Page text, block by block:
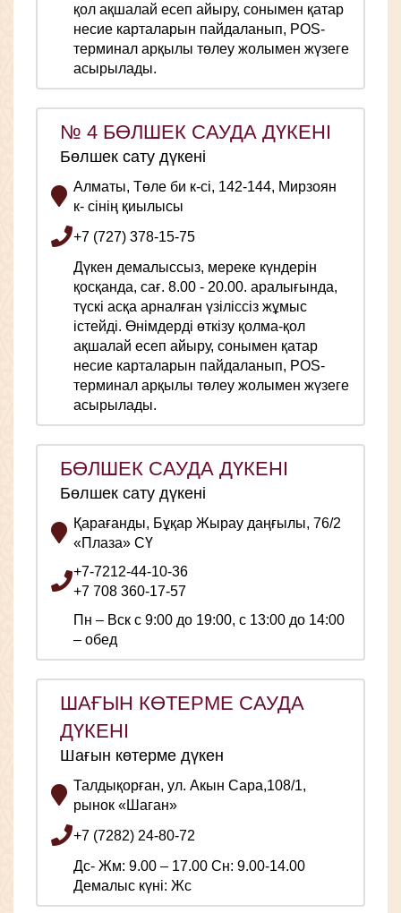
қол ақшалай есеп айыру, сонымен қатар
несие карталарын пайдаланып, POS-
терминал арқылы төлеу жолымен жүзеге
асырылады.
№ 4 БӨЛШЕК САУДА ДҮКЕНІ
Бөлшек сату дүкені
Алматы, Төле би к-сі, 142-144, Мирзоян
к- сінің қиылысы
+7 (727) 378-15-75
Дүкен демалыссыз, мереке күндерін
қосқанда, сағ. 8.00 - 20.00. аралығында,
түскі асқа арналған үзіліссіз жұмыс
істейді. Өнімдерді өткізу қолма-қол
ақшалай есеп айыру, сонымен қатар
несие карталарын пайдаланып, POS-
терминал арқылы төлеу жолымен жүзеге
асырылады.
БӨЛШЕК САУДА ДҮКЕНІ
Бөлшек сату дүкені
Қарағанды, Бұқар Жырау даңғылы, 76/2
«Плаза» СҮ
+7-7212-44-10-36
+7 708 360-17-57
Пн – Вск с 9:00 до 19:00, с 13:00 до 14:00
– обед
ШАҒЫН КӨТЕРМЕ САУДА
ДҮКЕНІ
Шағын көтерме дүкен
Талдықорған, ул. Акын Сара,108/1,
рынок «Шаган»
+7 (7282) 24-80-72
Дс- Жм: 9.00 – 17.00 Сн: 9.00-14.00
Демалыс күні: Жс